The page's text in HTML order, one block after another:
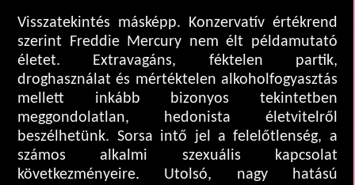
Visszatekintés másképp. Konzervatív értékrend
szerint Freddie Mercury nem élt példamutató
életet. Extravagáns, féktelen partik,
droghasználat és mértéktelen alkoholfogyasztás
mellett inkább bizonyos tekintetben
meggondolatlan, hedonista életvitelről
beszélhetünk. Sorsa intő jel a felelőtlenség, a
számos alkalmi szexuális kapcsolat
következményeire. Utolsó, nagy hatású